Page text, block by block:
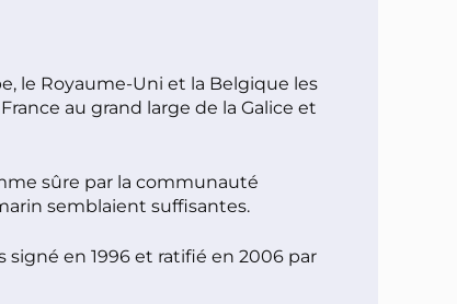
le Royaume-Uni et la Belgique les
au grand large de la Galice et
sûre par la communauté
semblaient suffisantes.
en 1996 et ratifié en 2006 par